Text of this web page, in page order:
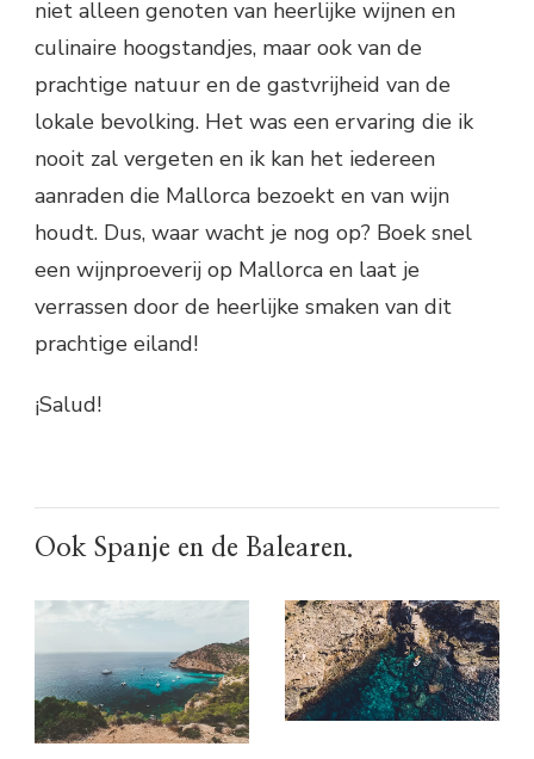
niet alleen genoten van heerlijke wijnen en
culinaire hoogstandjes, maar ook van de
prachtige natuur en de gastvrijheid van de
lokale bevolking. Het was een ervaring die ik
nooit zal vergeten en ik kan het iedereen
aanraden die Mallorca bezoekt en van wijn
houdt. Dus, waar wacht je nog op? Boek snel
een wijnproeverij op Mallorca en laat je
verrassen door de heerlijke smaken van dit
prachtige eiland!
¡Salud!
Ook Spanje en de Balearen.